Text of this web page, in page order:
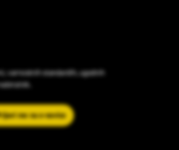
varnostnih standardih, ugodnih
me na e-novice